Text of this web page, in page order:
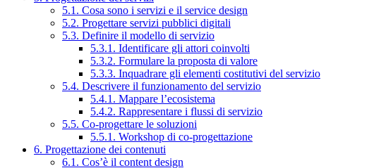
5.1. Cosa sono i servizi e il service design
5.2. Progettare servizi pubblici digitali
5.3. Definire il modello di servizio
5.3.1. Identificare gli attori coinvolti
5.3.2. Formulare la proposta di valore
5.3.3. Inquadrare gli elementi costitutivi del servizio
5.4. Descrivere il funzionamento del servizio
5.4.1. Mappare l’ecosistema
5.4.2. Rappresentare i flussi di servizio
5.5. Co-progettare le soluzioni
5.5.1. Workshop di co-progettazione
6. Progettazione dei contenuti
6.1. Cos’è il content design